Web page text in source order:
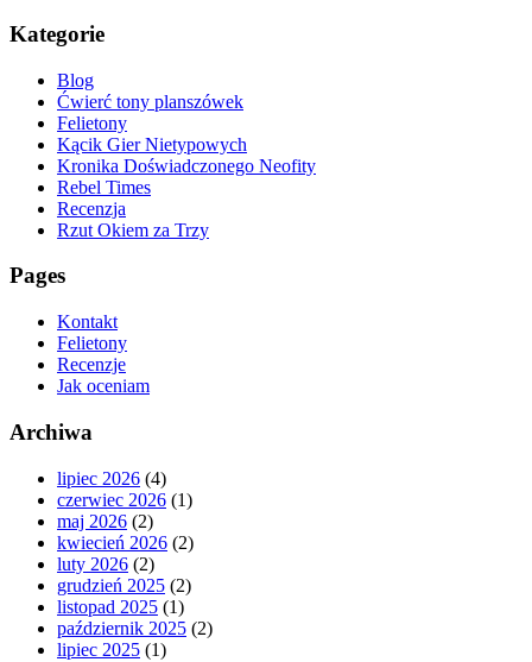
Kategorie
Blog
Ćwierć tony planszówek
Felietony
Kącik Gier Nietypowych
Kronika Doświadczonego Neofity
Rebel Times
Recenzja
Rzut Okiem za Trzy
Pages
Kontakt
Felietony
Recenzje
Jak oceniam
Archiwa
lipiec 2026 (4)
czerwiec 2026 (1)
maj 2026 (2)
kwiecień 2026 (2)
luty 2026 (2)
grudzień 2025 (2)
listopad 2025 (1)
październik 2025 (2)
lipiec 2025 (1)